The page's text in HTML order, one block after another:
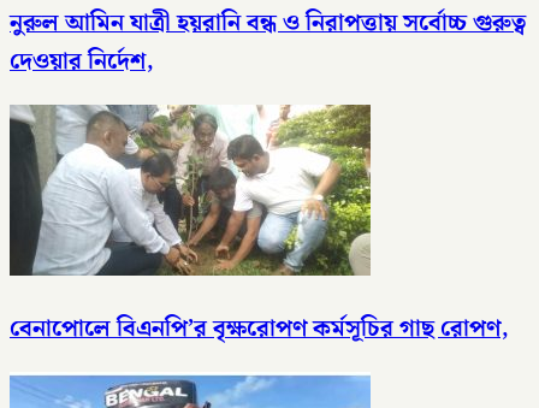
নুরুল আমিন যাত্রী হয়রানি বন্ধ ও নিরাপত্তায় সর্বোচ্চ গুরুত্ব
দেওয়ার নির্দেশ,
বেনাপোলে বিএনপি’র বৃক্ষরোপণ কর্মসূচির গাছ রোপণ,